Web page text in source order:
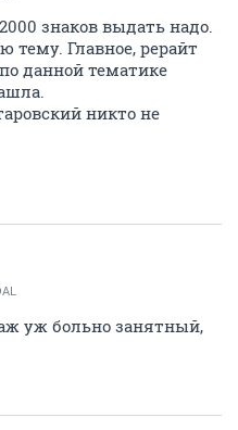
знаков выдать надо.
тему. Главное, рерайт
данной тематике
никто не
уж больно занятный,